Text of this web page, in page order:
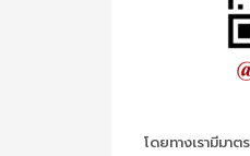
โดยทางเรามีมา